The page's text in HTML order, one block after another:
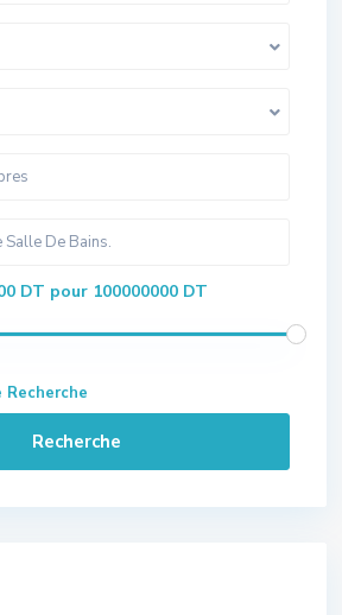
DT pour 100000000 DT
Recherche
Recherche